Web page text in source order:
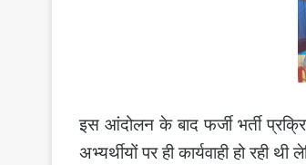
इस आंदोलन के बाद फर्जी भर्ती
अभ्यर्थीयों पर ही कार्यवाही हो